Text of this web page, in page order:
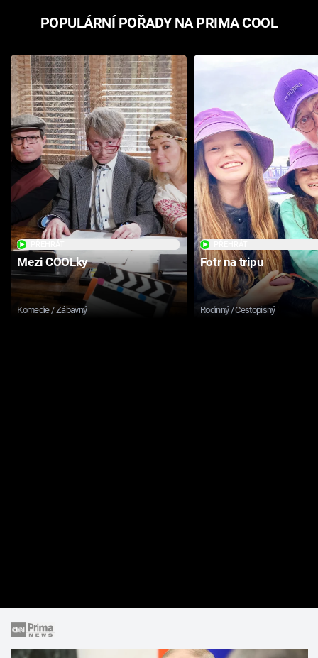
POPULÁRNÍ POŘADY NA PRIMA COOL
Mezi COOLky
Komedie / Zábavný
Fotr na tripu
Rodinný / Cestopisný